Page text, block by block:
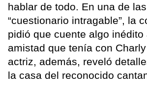
hablar de todo. En una de
“cuestionario intragable”, la
pidió que cuente algo inédito
amistad que tenía con
actriz, además, reveló
la casa del reconocido